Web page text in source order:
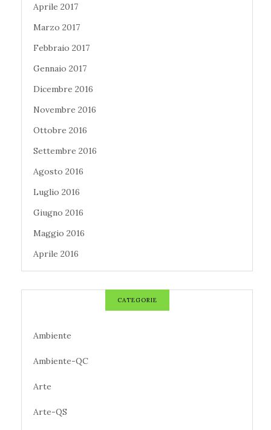
Aprile 2017
Marzo 2017
Febbraio 2017
Gennaio 2017
Dicembre 2016
Novembre 2016
Ottobre 2016
Settembre 2016
Agosto 2016
Luglio 2016
Giugno 2016
Maggio 2016
Aprile 2016
CATEGORIE
Ambiente
Ambiente-QC
Arte
Arte-QS